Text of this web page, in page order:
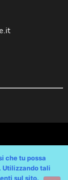
che tu possa
Utilizzando tali
sul sito.